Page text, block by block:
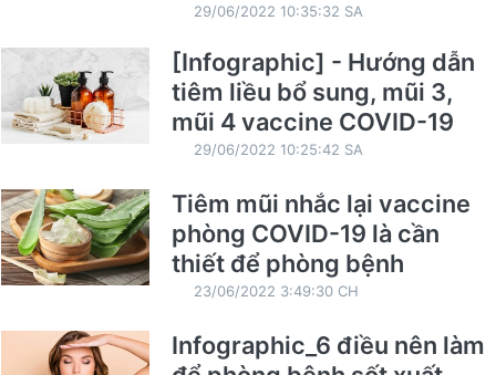
29/06/2022 10:35:32 SA
[Infographic] - Hướng dẫn
tiêm liều bổ sung, mũi 3,
mũi 4 vaccine COVID-19
29/06/2022 10:25:42 SA
Tiêm mũi nhắc lại vaccine
phòng COVID-19 là cần
thiết để phòng bệnh
23/06/2022 3:49:30 CH
Infographic_6 điều nên làm